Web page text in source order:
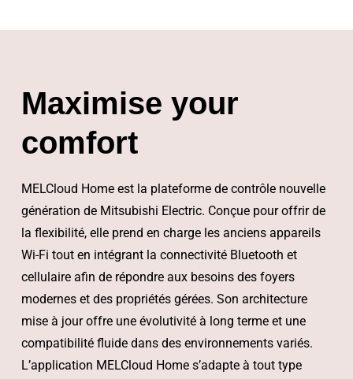
Maximise your
comfort
MELCloud Home est la plateforme de contrôle nouvelle
génération de Mitsubishi Electric. Conçue pour offrir de
la flexibilité, elle prend en charge les anciens appareils
Wi-Fi tout en intégrant la connectivité Bluetooth et
cellulaire afin de répondre aux besoins des foyers
modernes et des propriétés gérées. Son architecture
mise à jour offre une évolutivité à long terme et une
compatibilité fluide dans des environnements variés.
L’application MELCloud Home s’adapte à tout type